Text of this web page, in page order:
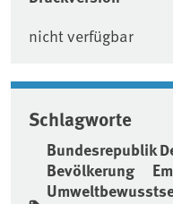
nicht verfügbar
Schlagworte
Bundesrepublik
Bevölkerung